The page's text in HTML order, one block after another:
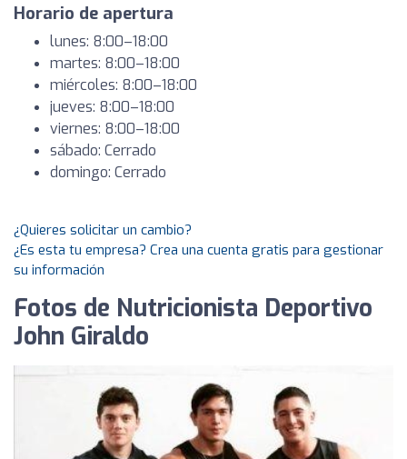
Horario de apertura
lunes: 8:00–18:00
martes: 8:00–18:00
miércoles: 8:00–18:00
jueves: 8:00–18:00
viernes: 8:00–18:00
sábado: Cerrado
domingo: Cerrado
¿Quieres solicitar un cambio?
¿Es esta tu empresa? Crea una cuenta gratis para gestionar
su información
Fotos de Nutricionista Deportivo
John Giraldo